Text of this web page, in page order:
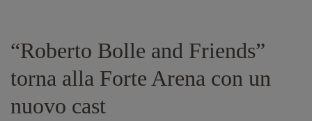
“Roberto Bolle and Friends”
torna alla Forte Arena con un
nuovo cast